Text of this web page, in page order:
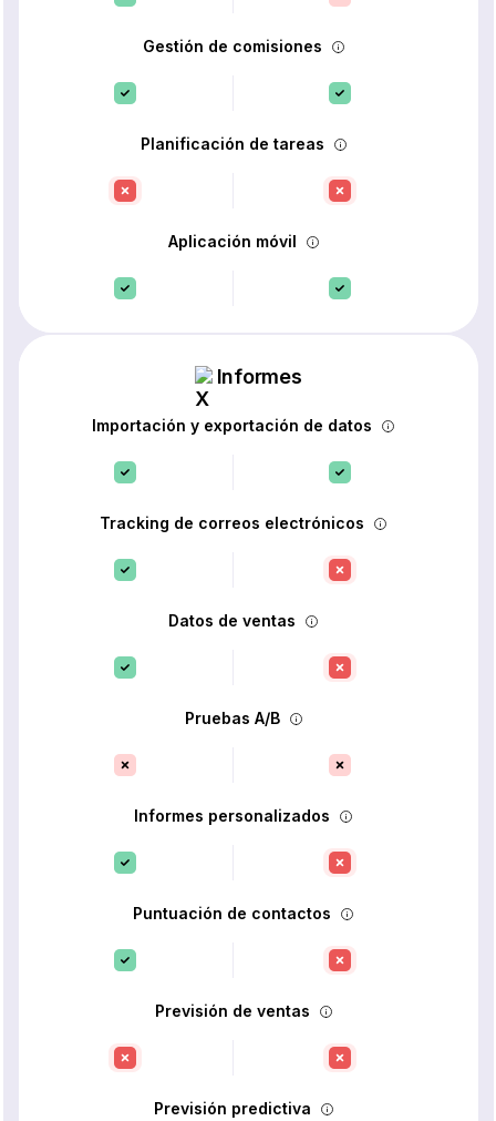
Gestión de comisiones
Planificación de tareas
Aplicación móvil
Informes
Importación y exportación de datos
Tracking de correos electrónicos
Datos de ventas
Pruebas A/B
Informes personalizados
Puntuación de contactos
Previsión de ventas
Previsión predictiva